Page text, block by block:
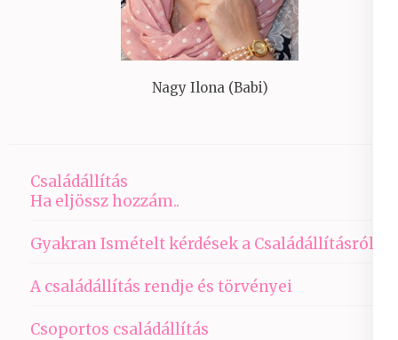
Nagy Ilona (Babi)
Családállítás
Ha eljössz hozzám..
Gyakran Ismételt kérdések a Családállításról
A családállítás rendje és törvényei
Csoportos családállítás